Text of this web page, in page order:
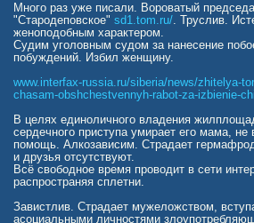
Много раз уже писали. Вороватый
"Стародеповское" sd1.tom.ru/. Труслив.
женоподобным характером.
Судим уголовным судом за нанесение
побуждений. Избил женщину.
www.interfax-russia.ru/siberia/news/zhitelya-
chasam-obshchestvennyh-rabot-za-izbienie-
В целях единоличного владения
сердечного приступа умирает его мама,
помощь. Алкозависим. Страдает
и друзья отсутствуют.
Всё свободное время проводит в сети
распространяя сплетни.
Завистлив. Страдает мужеложством,
асоциальными личностями